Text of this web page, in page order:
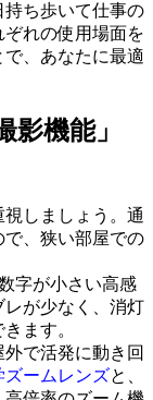
ち歩いて仕事の
れの使用場面を
、あなたに最適
機能」
視しましょう。通
、狭い部屋での
字が小さい高感
レが少なく、消灯
ます。
で活発に動き回
ズームレンズと、